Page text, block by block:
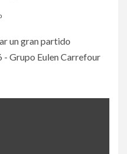
un gran partido
- Grupo Eulen Carrefour